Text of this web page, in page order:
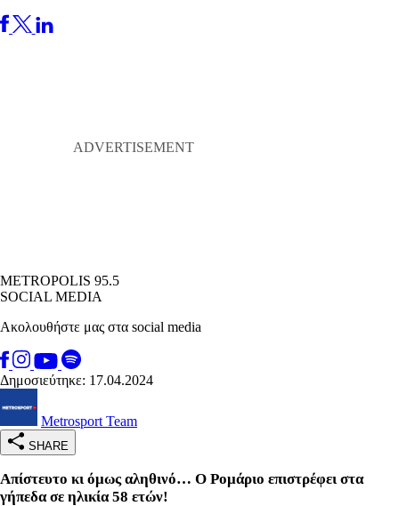
METROPOLIS 95.5
SOCIAL MEDIA
Ακολουθήστε μας στα social media
Δημοσιεύτηκε: 17.04.2024
Metrosport Team
SHARE
Απίστευτο κι όμως αληθινό… Ο Ρομάριο επιστρέφει στα
γήπεδα σε ηλικία 58 ετών!